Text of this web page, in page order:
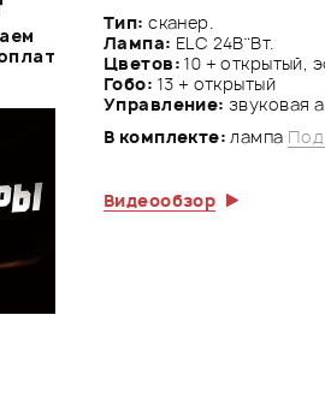
Тип: сканер.
Лампа: ELC 24В¨Вт.
Цветов: 10 + открытый,
Гобо: 13 + открытый
Управление: звуковая
В комплекте: лампа
Видеообзор